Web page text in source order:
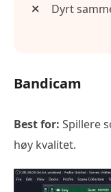
Dyrt
Bandicam
Best for: Spillere
høy kvalitet.